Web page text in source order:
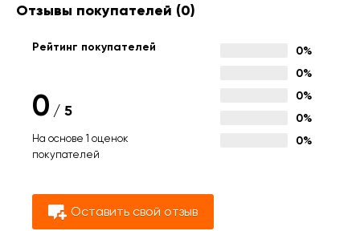
Отзывы покупателей (0)
Рейтинг покупателей
0 / 5
На основе 1 оценок
покупателей
0%
0%
0%
0%
0%
Оставить свой отзыв